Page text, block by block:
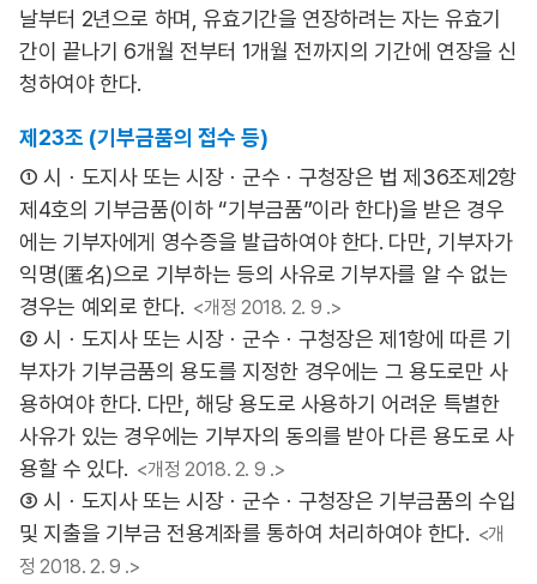
날부터 2년으로 하며, 유효기간을 연장하려는 자는 유효기
간이 끝나기 6개월 전부터 1개월 전까지의 기간에 연장을 신
청하여야 한다.
제23조 (기부금품의 접수 등)
① 시ㆍ도지사 또는 시장ㆍ군수ㆍ구청장은 법 제36조제2항
제4호의 기부금품(이하 “기부금품”이라 한다)을 받은 경우
에는 기부자에게 영수증을 발급하여야 한다. 다만, 기부자가
익명(匿名)으로 기부하는 등의 사유로 기부자를 알 수 없는
경우는 예외로 한다. <개정 2018. 2. 9 .>
② 시ㆍ도지사 또는 시장ㆍ군수ㆍ구청장은 제1항에 따른 기
부자가 기부금품의 용도를 지정한 경우에는 그 용도로만 사
용하여야 한다. 다만, 해당 용도로 사용하기 어려운 특별한
사유가 있는 경우에는 기부자의 동의를 받아 다른 용도로 사
용할 수 있다. <개정 2018. 2. 9 .>
③ 시ㆍ도지사 또는 시장ㆍ군수ㆍ구청장은 기부금품의 수입
및 지출을 기부금 전용계좌를 통하여 처리하여야 한다. <개
정 2018. 2. 9 .>